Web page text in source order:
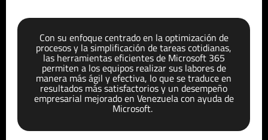
Con su enfoque centrado en la optimización de
procesos y la simplificación de tareas cotidianas,
las herramientas eficientes deMicrosoft 365
permiten a los equipos realizar sus labores de
manera más ágil y efectiva, lo que se traduce en
resultados más satisfactorios y un desempeño
empresarial mejoradoen Venezuelacon ayuda de
Microsoft.